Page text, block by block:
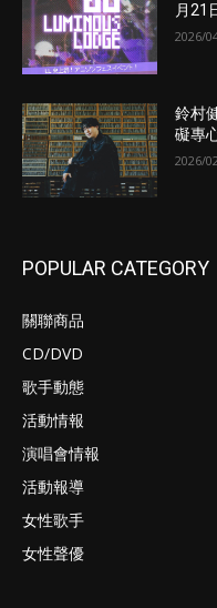
月21
2026/
鈴村
礙專
2026/
POPULAR CATEGORY
關聯商品
CD/DVD
歌手動態
活動情報
演唱會情報
活動報導
女性歌手
女性聲優